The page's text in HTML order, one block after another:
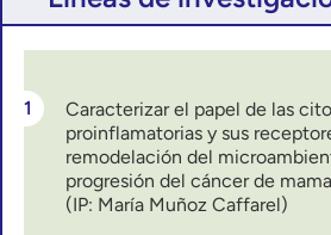
Caracterizar el papel de las
proinflamatorias y sus
remodelación del
progresión del cáncer de
(IP: María Muñoz Caffarel)